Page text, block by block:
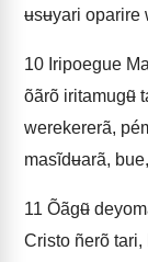
ʉsʉyari oparire
10 Iripoegue
õãrõ iritamugʉ̃
werekererã,
masĩdʉarã,
11 Õãgʉ̃
Cristo ñerõ